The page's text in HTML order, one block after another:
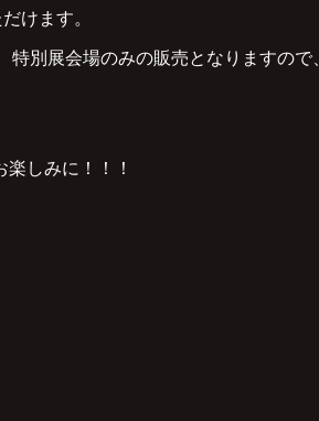
けます。
別展会場のみの販売となりますので、
しみに！！！